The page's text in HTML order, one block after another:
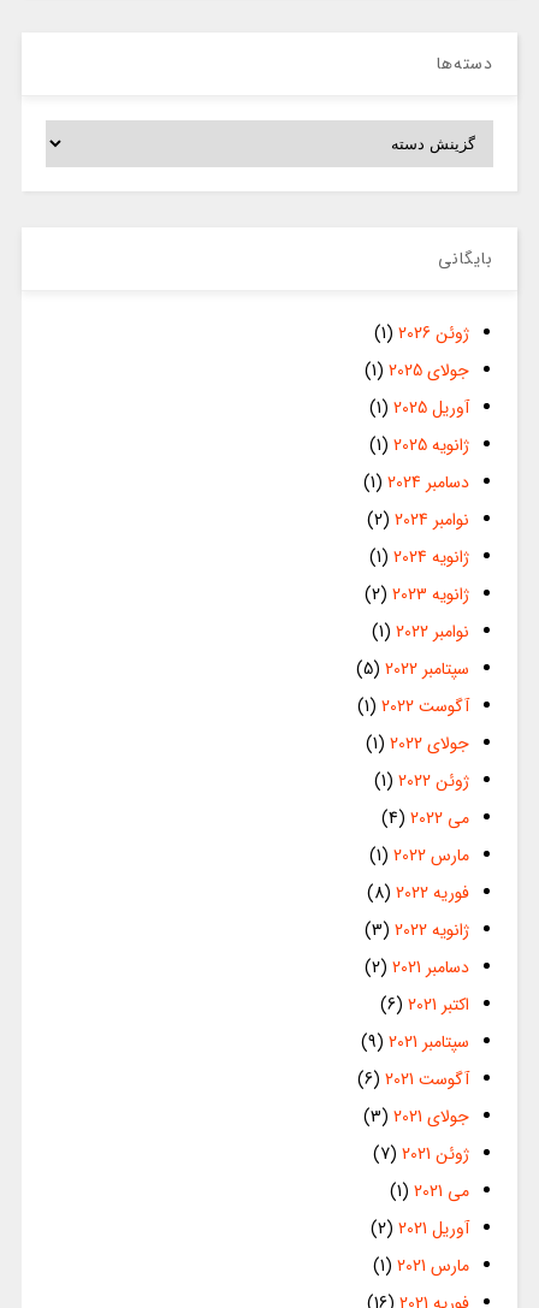
دسته‌ها
دسته‌ها
بایگانی
ژوئن 2026
(1)
جولای 2025
(1)
آوریل 2025
(1)
ژانویه 2025
(1)
دسامبر 2024
(1)
نوامبر 2024
(2)
ژانویه 2024
(1)
ژانویه 2023
(2)
نوامبر 2022
(1)
سپتامبر 2022
(5)
آگوست 2022
(1)
جولای 2022
(1)
ژوئن 2022
(1)
می 2022
(4)
مارس 2022
(1)
فوریه 2022
(8)
ژانویه 2022
(3)
دسامبر 2021
(2)
اکتبر 2021
(6)
سپتامبر 2021
(9)
آگوست 2021
(6)
جولای 2021
(3)
ژوئن 2021
(7)
می 2021
(1)
آوریل 2021
(2)
مارس 2021
(1)
فوریه 2021
(16)